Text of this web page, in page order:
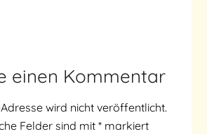
einen Kommentar
wird nicht veröffentlicht.
Felder sind mit * markiert